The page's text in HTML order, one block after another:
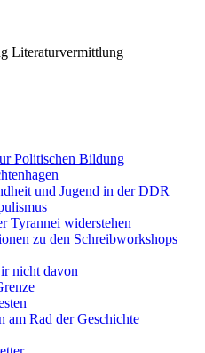
Literaturvermittlung
Politischen Bildung
und Jugend in der DDR
Tyrannei widerstehen
zu den Schreibworkshops
nicht davon
am Rad der Geschichte